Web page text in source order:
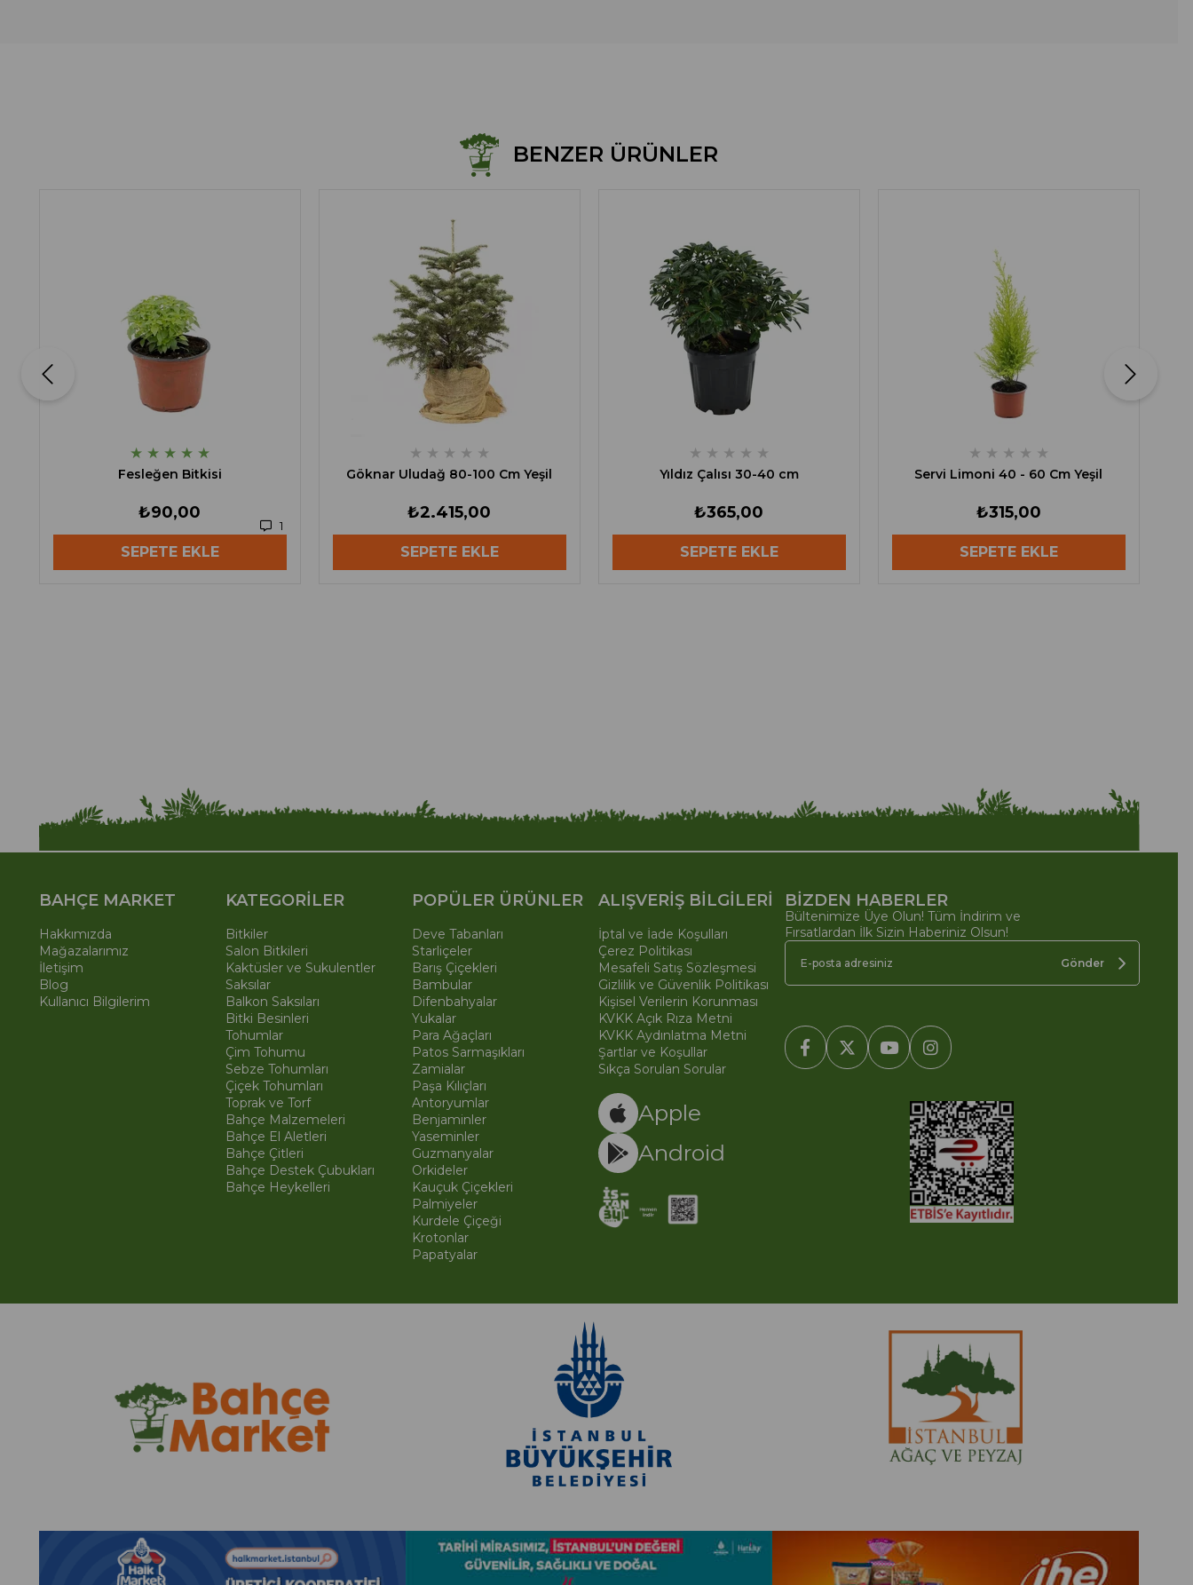
BENZER ÜRÜNLER
★ ★ ★ ★ ★
Fesleğen Bitkisi
1
₺90,00
SEPETE EKLE
★ ★ ★ ★ ★
Göknar Uludağ 80-100 Cm Yeşil
₺2.415,00
SEPETE EKLE
★ ★ ★ ★ ★
Yıldız Çalısı 30-40 cm
₺365,00
SEPETE EKLE
★ ★ ★ ★ ★
Servi Limoni 40 - 60 Cm Yeşil
₺315,00
SEPETE EKLE
BAHÇE MARKET
Hakkımızda
Mağazalarımız
İletişim
Blog
Kullanıcı Bilgilerim
KATEGORİLER
Bitkiler
Salon Bitkileri
Kaktüsler ve Sukulentler
Saksılar
Balkon Saksıları
Bitki Besinleri
Tohumlar
Çim Tohumu
Sebze Tohumları
Çiçek Tohumları
Toprak ve Torf
Bahçe Malzemeleri
Bahçe El Aletleri
Bahçe Çitleri
Bahçe Destek Çubukları
Bahçe Heykelleri
POPÜLER ÜRÜNLER
Deve Tabanları
Starliçeler
Barış Çiçekleri
Bambular
Difenbahyalar
Yukalar
Para Ağaçları
Patos Sarmaşıkları
Zamialar
Paşa Kılıçları
Antoryumlar
Benjaminler
Yaseminler
Guzmanyalar
Orkideler
Kauçuk Çiçekleri
Palmiyeler
Kurdele Çiçeği
Krotonlar
Papatyalar
ALIŞVERİŞ BİLGİLERİ
İptal ve İade Koşulları
Çerez Politikası
Mesafeli Satış Sözleşmesi
Gizlilik ve Güvenlik Politikası
Kişisel Verilerin Korunması
KVKK Açık Rıza Metni
KVKK Aydınlatma Metni
Şartlar ve Koşullar
Sıkça Sorulan Sorular
Apple
Android
BİZDEN HABERLER
Bültenimize Üye Olun! Tüm İndirim ve
Fırsatlardan İlk Sizin Haberiniz Olsun!
Gönder